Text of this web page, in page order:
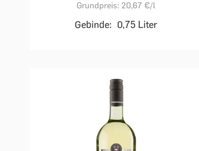
Grundpreis: 20,67 €/l
Gebinde: 0,75 Liter